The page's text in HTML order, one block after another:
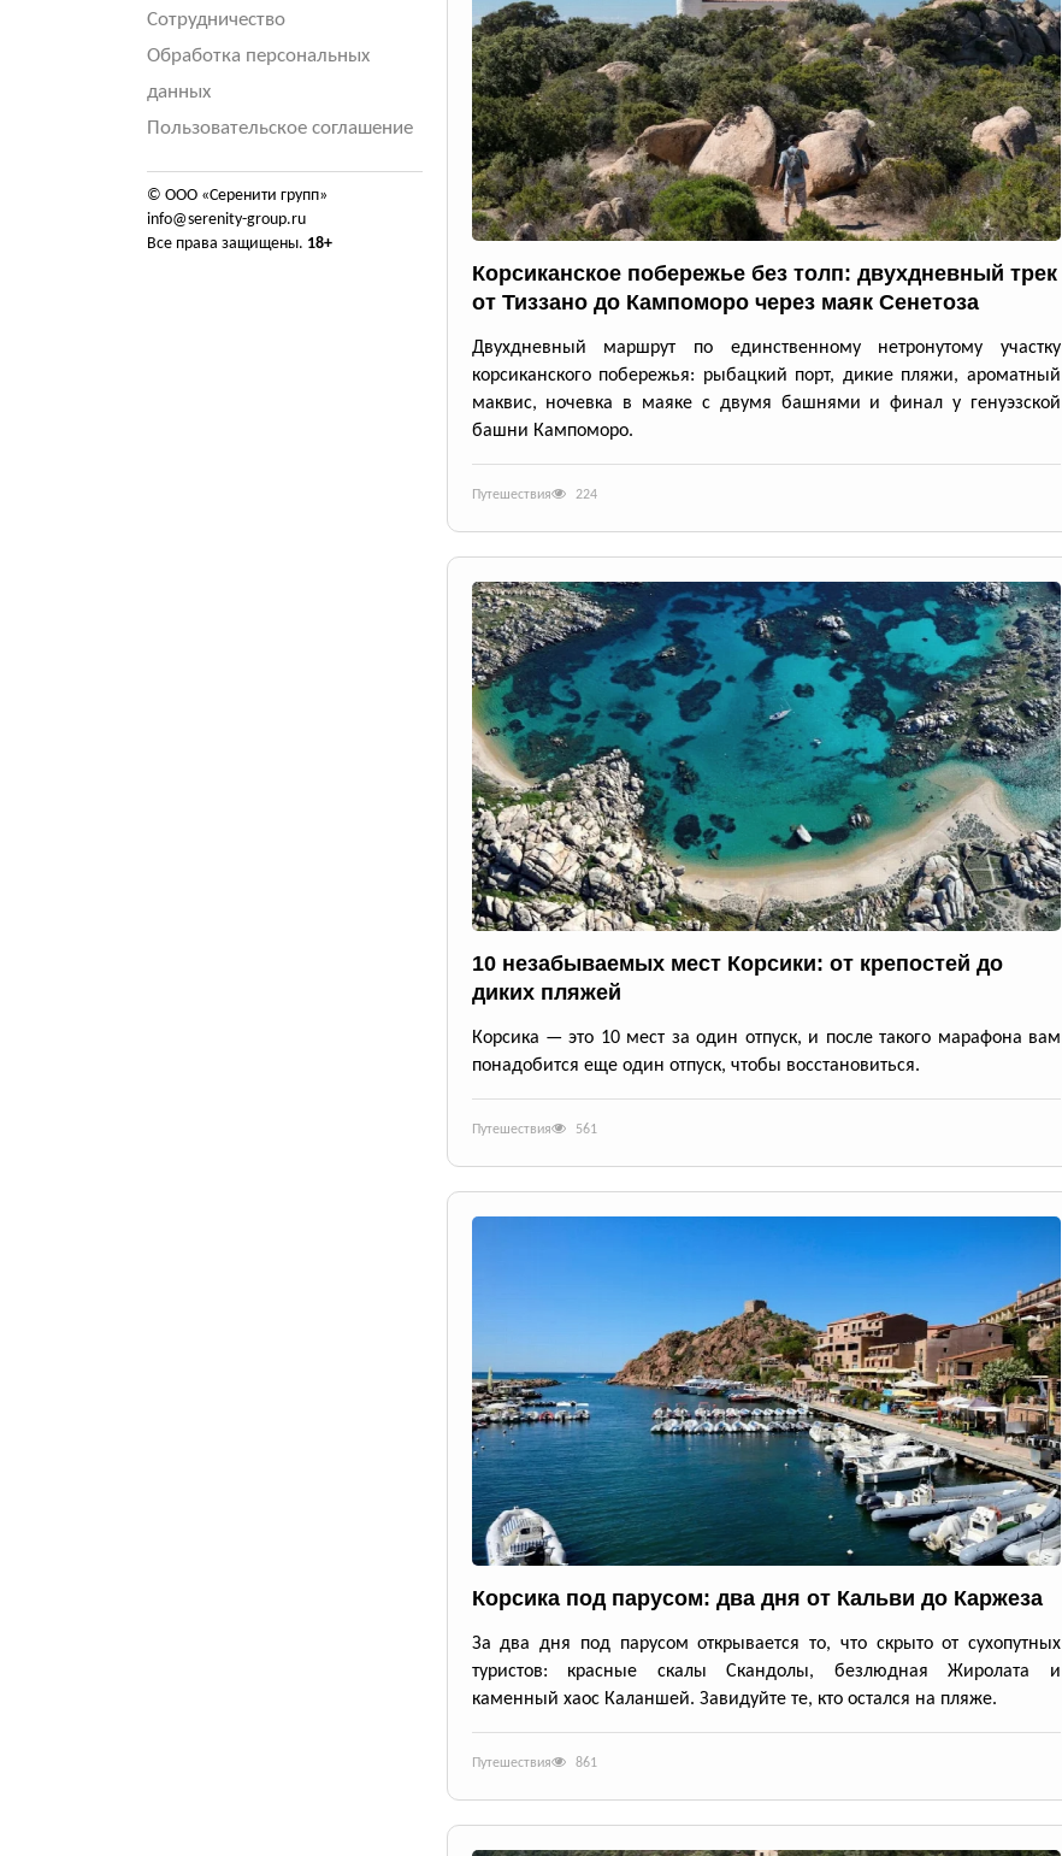
Сотрудничество
Обработка персональных
данных
Пользовательское соглашение
© ООО «Серенити групп»
info@serenity-group.ru
Все права защищены. 18+
Корсиканское побережье без толп: двухдневный трек
от Тиззано до Кампоморо через маяк Сенетоза
Двухдневный маршрут по единственному нетронутому участку
корсиканского побережья: рыбацкий порт, дикие пляжи, ароматный
маквис, ночевка в маяке с двумя башнями и финал у генуэзской
башни Кампоморо.
Путешествия 224
10 незабываемых мест Корсики: от крепостей до
диких пляжей
Корсика — это 10 мест за один отпуск, и после такого марафона вам
понадобится еще один отпуск, чтобы восстановиться.
Путешествия 561
Корсика под парусом: два дня от Кальви до Каржеза
За два дня под парусом открывается то, что скрыто от сухопутных
туристов: красные скалы Скандолы, безлюдная Жиролата и
каменный хаос Каланшей. Завидуйте те, кто остался на пляже.
Путешествия 861